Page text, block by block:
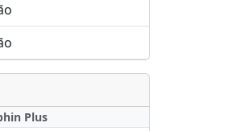
Plus